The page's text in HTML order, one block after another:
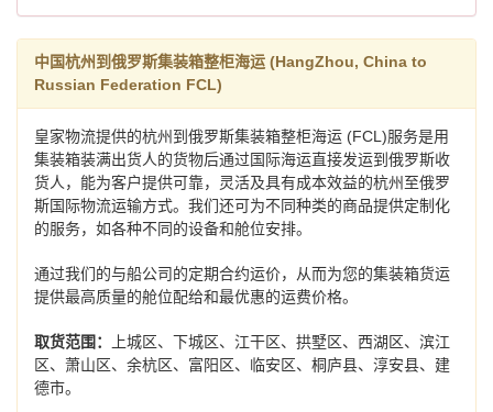
中国杭州到俄罗斯集装箱整柜海运 (HangZhou, China to
Russian Federation FCL)
皇家物流提供的杭州到俄罗斯集装箱整柜海运 (FCL)服务是用
集装箱装满出货人的货物后通过国际海运直接发运到俄罗斯收
货人，能为客户提供可靠，灵活及具有成本效益的杭州至俄罗
斯国际物流运输方式。我们还可为不同种类的商品提供定制化
的服务，如各种不同的设备和舱位安排。
通过我们的与船公司的定期合约运价，从而为您的集装箱货运
提供最高质量的舱位配给和最优惠的运费价格。
取货范围：
上城区、下城区、江干区、拱墅区、西湖区、滨江
区、萧山区、余杭区、富阳区、临安区、桐庐县、淳安县、建
德市。